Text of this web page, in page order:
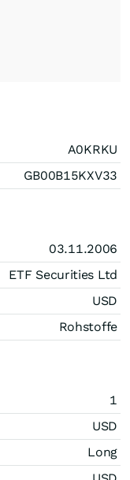
A0KRKU
GB00B15KXV33
03.11.2006
ETF Securities Ltd
USD
Rohstoffe
1
USD
Long